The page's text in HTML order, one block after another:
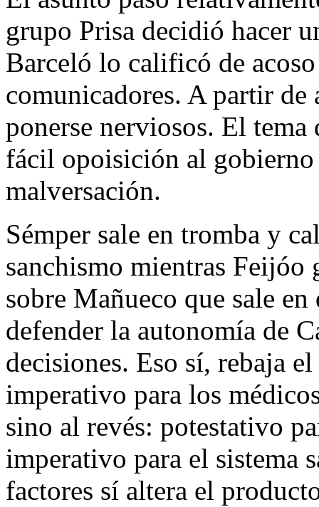
grupo Prisa decidió hacer
Barceló lo calificó de
comunicadores. A partir de
ponerse nerviosos. El tema
fácil opoisición al gobierno
malversación.
Sémper sale en tromba y
sanchismo mientras Feijóo
sobre Mañueco que sale
defender la autonomía de
decisiones. Eso sí, rebaja
imperativo para los
sino al revés: potestativo
imperativo para el sistema
factores sí altera el